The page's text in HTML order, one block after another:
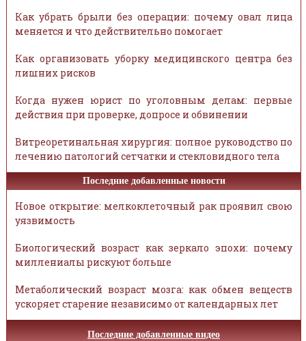
Как убрать брыли без операции: почему овал лица
меняется и что действительно помогает
Как организовать уборку медицинского центра без
лишних рисков
Когда нужен юрист по уголовным делам: первые
действия при проверке, допросе и обвинении
Витреоретинальная хирургия: полное руководство по
лечению патологий сетчатки и стекловидного тела
Последние добавленные новости
Новое открытие: мелкоклеточный рак проявил свою
уязвимость
Биологический возраст как зеркало эпохи: почему
миллениалы рискуют больше
Метаболический возраст мозга: как обмен веществ
ускоряет старение независимо от календарных лет
Последние добавленные видео